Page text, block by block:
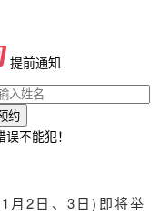
提前通知
约
不能犯！
月2日、3日)即将举